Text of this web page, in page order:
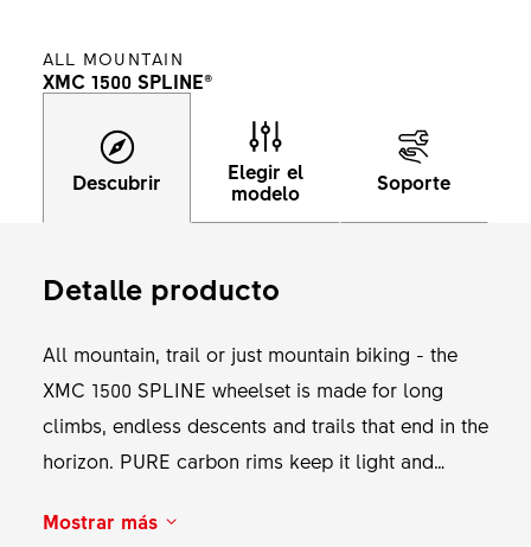
ALL MOUNTAIN
XMC 1500 SPLINE®
Descubrir
Elegir el
modelo
Soporte
Detalle producto
All mountain, trail or just mountain biking - the
XMC 1500 SPLINE wheelset is made for long
climbs, endless descents and trails that end in the
horizon. PURE carbon rims keep it light and
smooth, and the 240 DEG ensures it rolls and
Mostrar más